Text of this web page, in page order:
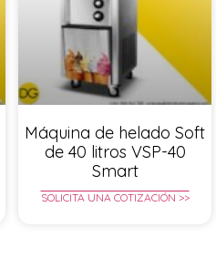
Máquina de helado Soft
de 40 litros VSP-40
Smart
SOLICITA UNA COTIZACIÓN >>